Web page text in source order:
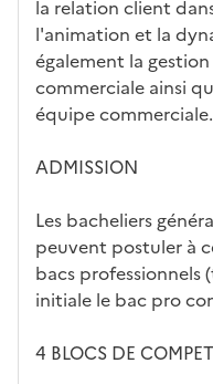
la relation client
l'animation et la
également la
commerciale ainsi
équipe commerciale.
ADMISSION
Les bacheliers
peuvent postuler à
bacs
initiale le bac pro
4 BLOCS DE